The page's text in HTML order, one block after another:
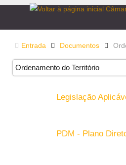
Entrada Documentos
Ordenamento do Território
Legislação
PDM - Plano